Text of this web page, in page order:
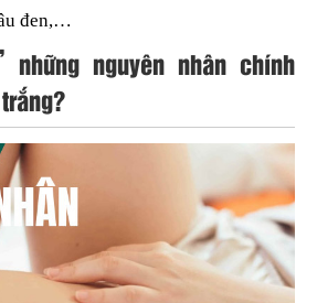
đen,…
những nguyên nhân chính